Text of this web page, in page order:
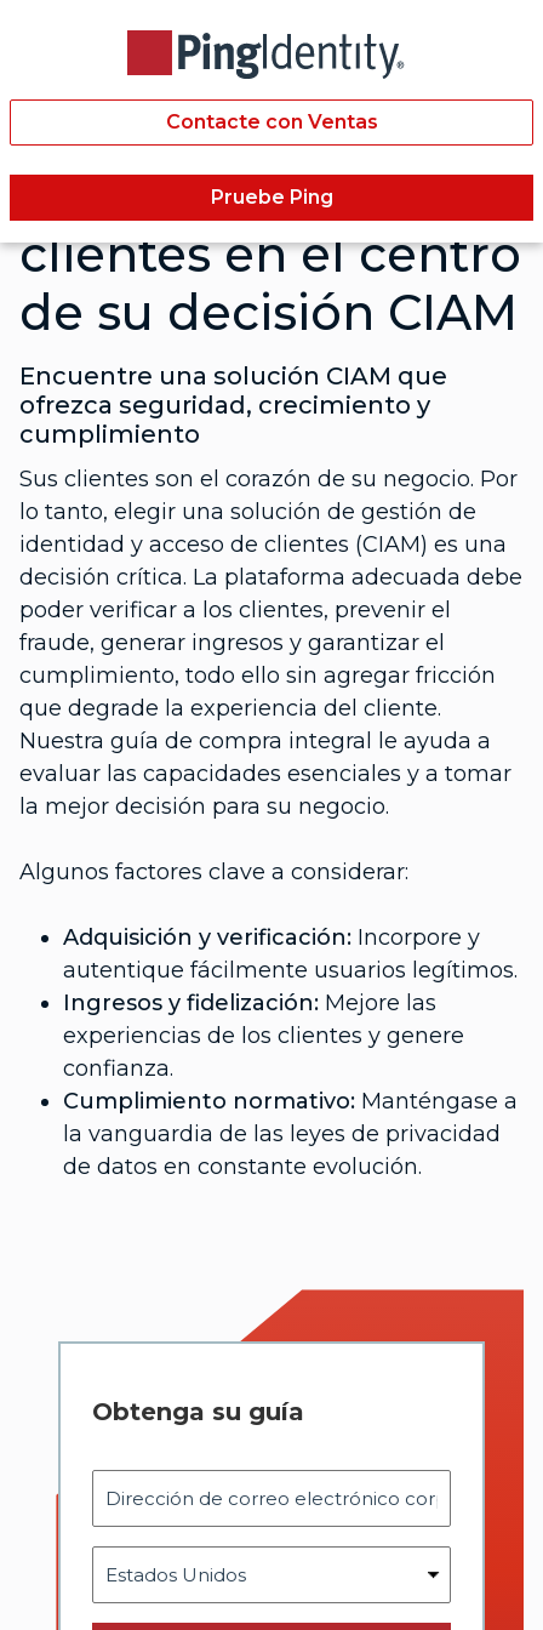
Contacte con Ventas
Pruebe Ping
Coloque a los
clientes en el centro
de su decisión CIAM
Encuentre una solución CIAM que
ofrezca seguridad, crecimiento y
cumplimiento
Sus clientes son el corazón de su negocio. Por
lo tanto, elegir una solución de gestión de
identidad y acceso de clientes (CIAM) es una
decisión crítica. La plataforma adecuada debe
poder verificar a los clientes, prevenir el
fraude, generar ingresos y garantizar el
cumplimiento, todo ello sin agregar fricción
que degrade la experiencia del cliente.
Nuestra guía de compra integral le ayuda a
evaluar las capacidades esenciales y a tomar
la mejor decisión para su negocio.
Algunos factores clave a considerar:
Adquisición y verificación: Incorpore y
autentique fácilmente usuarios legítimos.
Ingresos y fidelización: Mejore las
experiencias de los clientes y genere
confianza.
Cumplimiento normativo: Manténgase a
la vanguardia de las leyes de privacidad
de datos en constante evolución.
Obtenga su guía